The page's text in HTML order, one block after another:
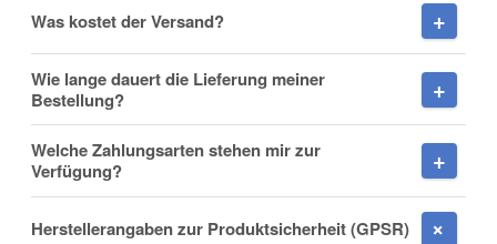
Firma
E-Mail
Was kostet der Versand?
Wie lange dauert die Lieferung meiner
Bestellung?
Welche Zahlungsarten stehen mir zur
Verfügung?
Herstellerangaben zur Produktsicherheit (GPSR)